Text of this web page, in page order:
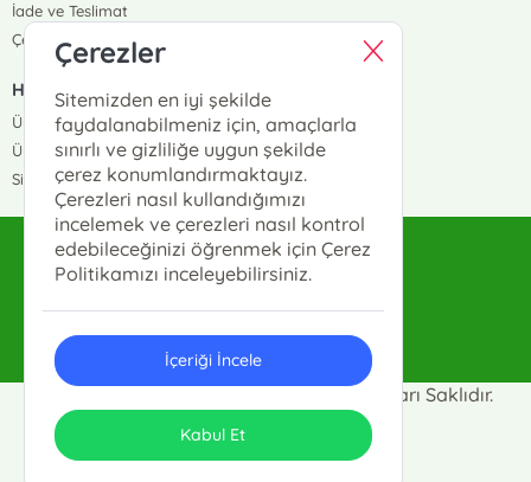
İade ve Teslimat
Çerez Politikası
HIZLI ERİŞİM
Üye Ol
Üye Giriş
Sipariş Takip
sahhaflar@sahhaflar.com
0(212)512-62-63
Sahhaflar Kitap Sarayı © 2025 Tüm Hakları Saklıdır.
Tasarım & Uygulama
Çerezler
Sitemizden en iyi şekilde
faydalanabilmeniz için, amaçlarla
sınırlı ve gizliliğe uygun şekilde
çerez konumlandırmaktayız.
Çerezleri nasıl kullandığımızı
incelemek ve çerezleri nasıl kontrol
edebileceğinizi öğrenmek için Çerez
Politikamızı inceleyebilirsiniz.
İçeriği İncele
Kabul Et